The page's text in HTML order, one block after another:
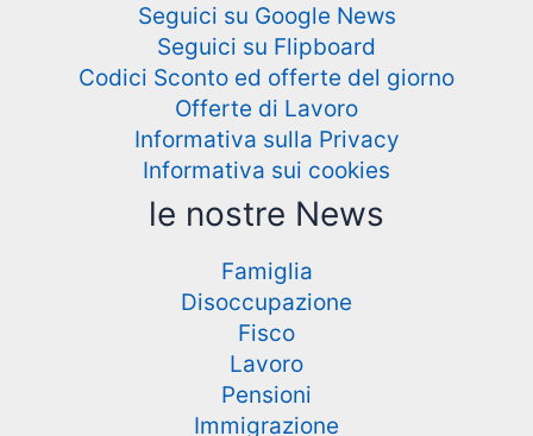
Seguici su Google News
Seguici su Flipboard
Codici Sconto ed offerte del giorno
Offerte di Lavoro
Informativa sulla Privacy
Informativa sui cookies
le nostre News
Famiglia
Disoccupazione
Fisco
Lavoro
Pensioni
Immigrazione